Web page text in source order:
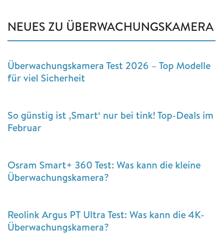
NEUES ZU ÜBERWACHUNGSKAMERA
Überwachungskamera Test 2026 – Top Modelle
für viel Sicherheit
So günstig ist ‚Smart‘ nur bei tink! Top-Deals im
Februar
Osram Smart+ 360 Test: Was kann die kleine
Überwachungskamera?
Reolink Argus PT Ultra Test: Was kann die 4K-
Überwachungskamera?